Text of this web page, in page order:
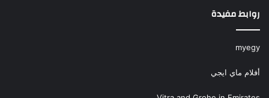
روابط مفيدة
myegy
أفلام ماي ايجي